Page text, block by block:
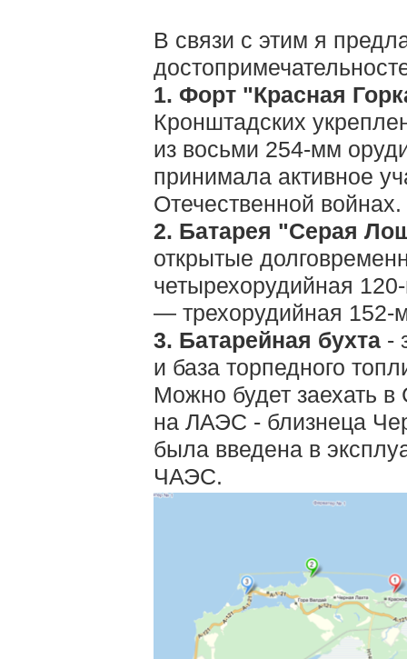
В связи с этим я
1. Форт "Красная
Кронштадских
из восьми 254-мм
принимала активное
Отечественной войнах.
2. Батарея "Серая
открытые
четырехорудийная
— трехорудийная 152-
3. Батарейная бухта -
и база торпедного
Можно будет заехать
на ЛАЭС - близнеца
была введена в
ЧАЭС.